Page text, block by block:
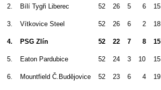
2. Bílí Tygři Liberec 52 26 5 6 15
3. Vítkovice Steel 52 26 6 2 18
4. PSG Zlín 52 22 7 8 15
5. Eaton Pardubice 52 24 3 10 15
6. Mountfield Č.Budějovice 52 23 6 4 19